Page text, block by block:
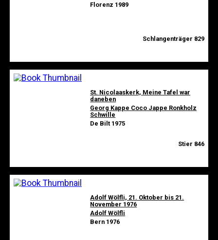
Florenz 1989
Schlangenträger 829
St. Nicolaaskerk, Meine Tafel war
daneben
Georg Kappe Coco Jappe Ronkholz
Schwille
De Bilt 1975
Stier 846
Adolf Wölfli, 21. Oktober bis 21.
November 1976
Adolf Wölfli
Bern 1976